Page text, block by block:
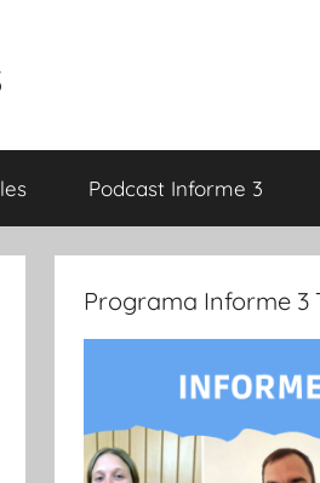
Podcast Informe 3
Programa Informe 3